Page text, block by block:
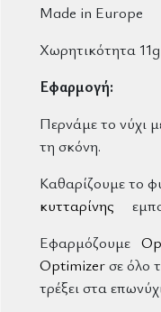
Made in Europe
Χωρητικότητα 11g
Εφαρμογή:
Περνάμε το νύχι
τη σκόνη.
Καθαρίζουμε το
κυτταρίνης
Εφαρμόζουμε
Optimizerσε όλο
τρέξει στα